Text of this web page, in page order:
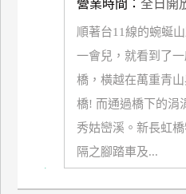
營業時間： 全日開
順著台11線的蜿蜒
一會兒，就看到了
橋，橫越在萬重青
橋! 而通過橋下的涓
秀姑巒溪。新長虹
隔之腳踏車及...